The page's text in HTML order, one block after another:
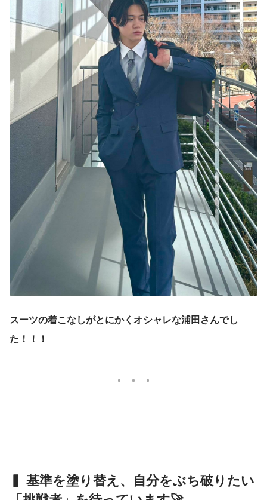
スーツの着こなしがとにかくオシャレな浦田さんでし
た！！！
▍ 基準を塗り替え、自分をぶち破りたい